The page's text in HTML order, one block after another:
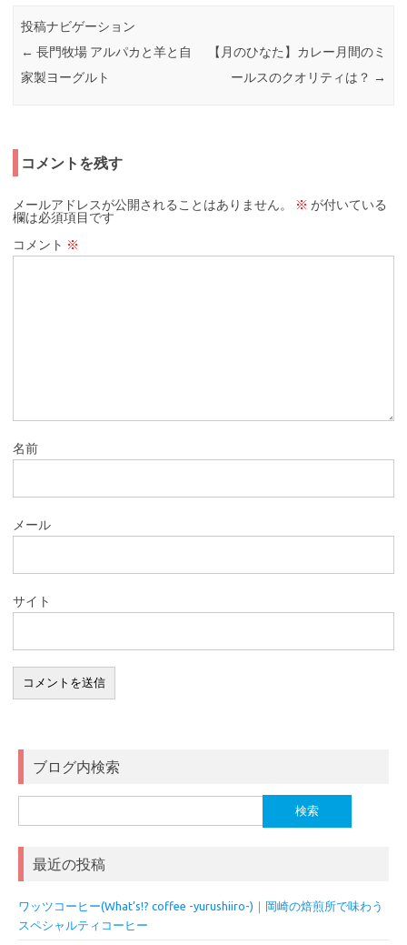
投稿ナビゲーション
← 長門牧場 アルパカと羊と自
家製ヨーグルト
【月のひなた】カレー月間のミ
ールスのクオリティは？ →
コメントを残す
メールアドレスが公開されることはありません。 ※ が付いている
欄は必須項目です
コメント ※
名前
メール
サイト
ブログ内検索
索:
最近の投稿
ワッツコーヒー(What’s!? coffee -yurushiiro-)｜岡崎の焙煎所で味わう
スペシャルティコーヒー